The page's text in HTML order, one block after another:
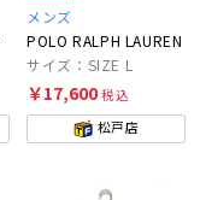
メンズ
POLO RALPH LAUREN
サイズ：SIZE L
￥17,600税込
松戸店